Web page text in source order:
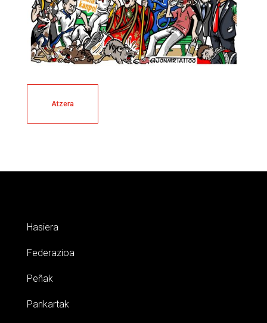
Atzera
Hasiera
Federazioa
Peñak
Pankartak